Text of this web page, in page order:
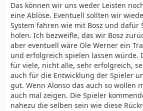
Das können wir uns weder Leisten
eine Ablöse. Eventuell sollten wir
System fahren wie mit Bosz und dafür
holen. Ich bezweifle, das wir Bosz
aber eventuell wäre Ole Werner ein
und erfolgreich spielen lassen würde.
für viele, nicht alle, sehr erfolgreich,
auch für die Entwicklung der Spieler
gut. Wenn Alonso das auch so wollen
auch mal zeigen. Die Spieler
nahezu die selben sein wie diese